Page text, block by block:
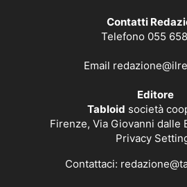
Contatti
Telefono 055
Email
Editore
Tabloid società
Firenze, Via Giovanni dalle
Privacy
Contattaci: